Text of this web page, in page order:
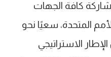
كافة الجهات
المتحدة، سعيًا نحو
الاستراتيجي